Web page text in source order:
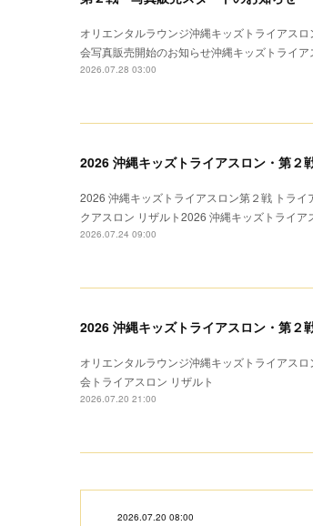
オリエンタルラウンジ沖縄キッズトライアス
会写真販売開始のお知らせ沖縄キッズトライ
2026.07.28 03:00
2026 沖縄キッズトライアスロン・第２
2026 沖縄キッズトライアスロン第２戦 トラ
クアスロン リザルト2026 沖縄キッズトライア
2026.07.24 09:00
2026 沖縄キッズトライアスロン・第２
オリエンタルラウンジ沖縄キッズトライアス
会トライアスロン リザルト
2026.07.20 21:00
2026.07.20 08:00